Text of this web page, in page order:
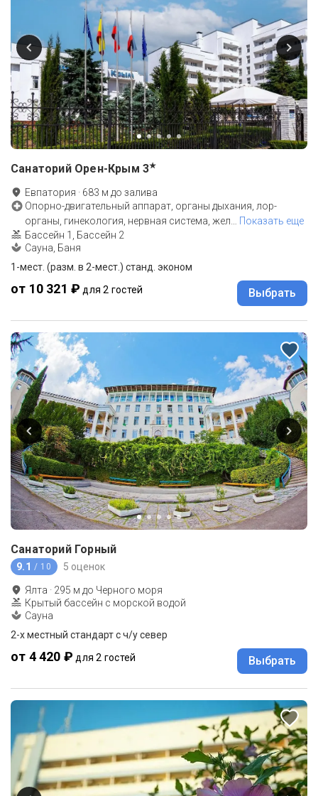
Санаторий Орен-Крым 3★
Евпатория · 683 м до залива
Опорно-двигательный аппарат, органы дыхания, лор-
органы, гинекология, нервная система, жел… Показать еще
Бассейн 1, Бассейн 2
Сауна, Баня
1-мест. (разм. в 2-мест.) станд. эконом
от 10 321 ₽ для 2 гостей Выбрать
Санаторий Горный
9.1 / 10 5 оценок
Ялта · 295 м до Черного моря
Крытый бассейн с морской водой
Сауна
2-x местный стандарт с ч/у север
от 4 420 ₽ для 2 гостей Выбрать